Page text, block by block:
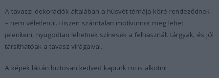
A tavaszi dekorációk általában a húsvét témája köré rendeződnek
– nem véletlenül. Hiszen számtalan motívumot meg lehet
jeleníteni, nyugodtan lehetnek színesek a felhasznált tárgyak, és jól
társíthatóak a tavasz virágaival.
A képek láttán biztosan kedved kapunk mi is alkotni!